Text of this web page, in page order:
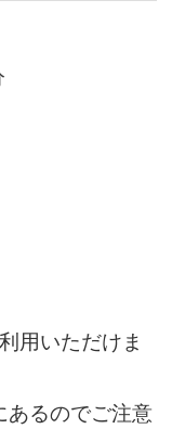
用いただけま
あるのでご注意